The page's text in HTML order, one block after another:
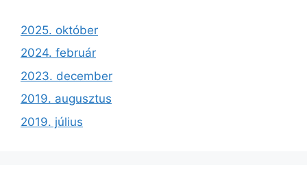
2025. október
2024. február
2023. december
2019. augusztus
2019. július